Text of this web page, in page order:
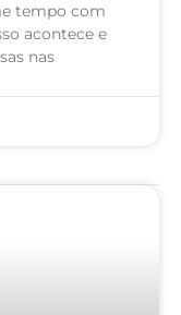
tempo com
acontece e
nas